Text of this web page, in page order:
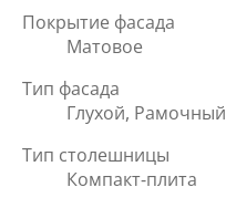
Покрытие фасада
Матовое
Тип фасада
Глухой, Рамочный
Тип столешницы
Компакт-плита